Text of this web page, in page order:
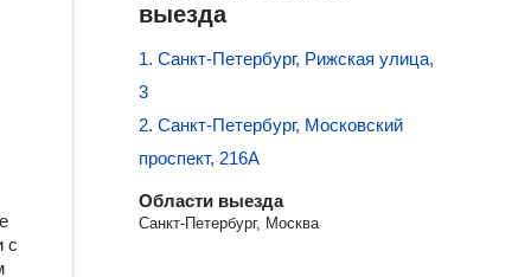
с
выезда
1. Санкт-Петербург, Рижская улица,
3
2. Санкт-Петербург, Московский
проспект, 216А
Области выезда
Санкт-Петербург, Москва